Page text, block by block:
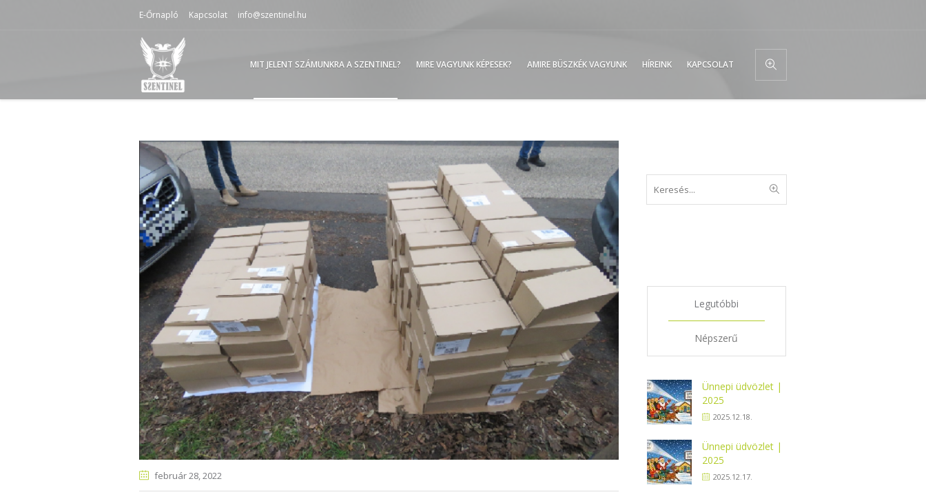
E-Őrnapló Kapcsolat info@szentinel.hu
MIT JELENT SZÁMUNKRA A SZENTINEL? MIRE VAGYUNK KÉPESEK? AMIRE BÜSZKÉK VAGYUNK HÍREINK KAPCSOLAT
február 28, 2022
Legutóbbi
Népszerű
Ünnepi üdvözlet |
2025
2025.12.18.
Ünnepi üdvözlet |
2025
2025.12.17.